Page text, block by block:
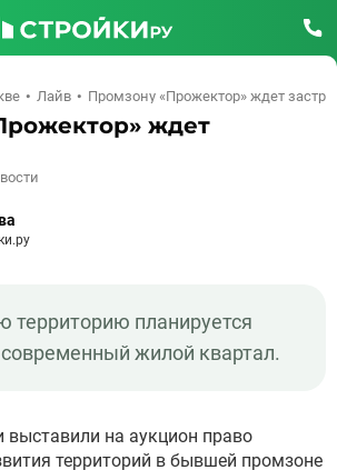
Лайв Промзону «Прожектор» ждет
ждет
территорию планируется
жилой квартал.
выставили на аукцион право
территорий в бывшей промзоне